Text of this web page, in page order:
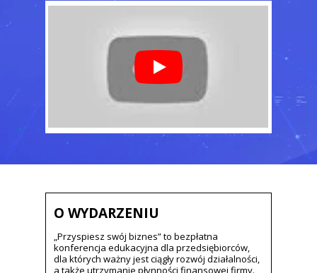
„Przyspiesz swój biznes” to bezpłatna
konferencja edukacyjna dla przedsiębiorców,
dla których ważny jest ciągły rozwój działalności,
a także utrzymanie płynności finansowej firmy.
O WYDARZENIU